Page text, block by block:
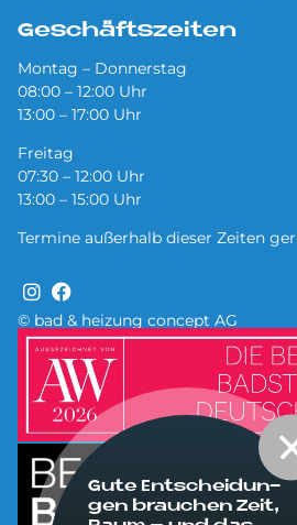
© bad & heizung concept AG
Bild
Gute Ent­schei­dun­
gen brau­chen Zeit,
Geschäftszeiten
Montag – Donnerstag
08:00 – 12:00 Uhr
13:00 – 17:00 Uhr
Freitag
07:30 – 12:00 Uhr
13:00 – 15:00 Uhr
Termine außerhalb dieser Zeiten